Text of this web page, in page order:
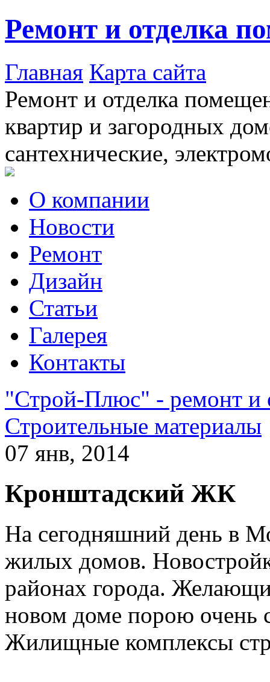
Ремонт и отделка
Главная Карта сайта
Ремонт и отделка
квартир и загородных
сантехнические,
О компании
Новости
Ремонт
Дизайн
Статьи
Галерея
Контакты
"Строй-Плюс" - ремонт и
Строительные материалы
07 янв, 2014
Кронштадский ЖК
На сегодняшний день в
жилых домов.
районах города.
новом доме порою очень
Жилищные комплексы